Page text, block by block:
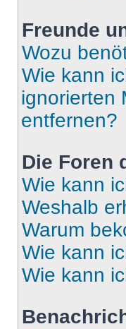
Freunde
Wozu
Wie kann
ignorierten
entfernen?
Die Foren
Wie kann
Weshalb
Warum
Wie kann
Wie kann